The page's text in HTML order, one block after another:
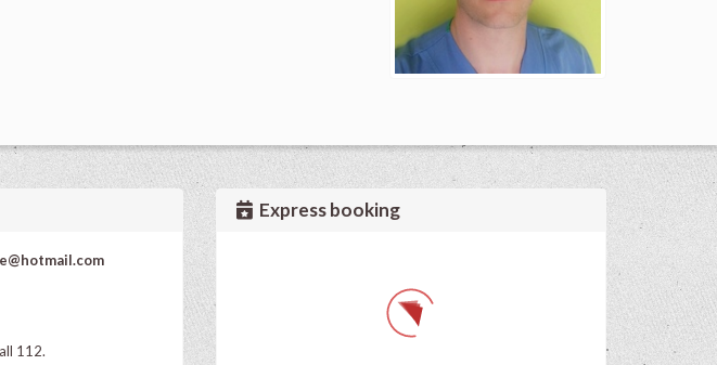
112.
Express booking